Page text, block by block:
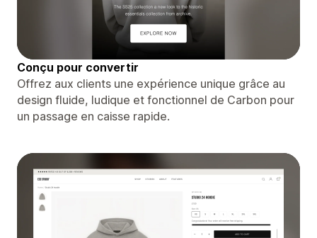
Conçu pour convertir
Offrez aux clients une expérience unique grâce au
design fluide, ludique et fonctionnel de Carbon pour
un passage en caisse rapide.